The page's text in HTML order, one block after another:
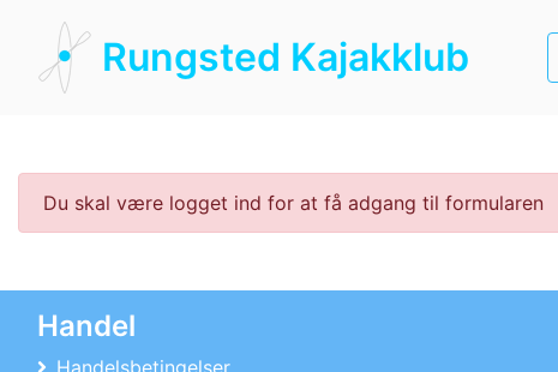
Rungsted Kajakklub
Du skal være logget ind for at få adgang til formularen
Handel
Handelsbetingelser